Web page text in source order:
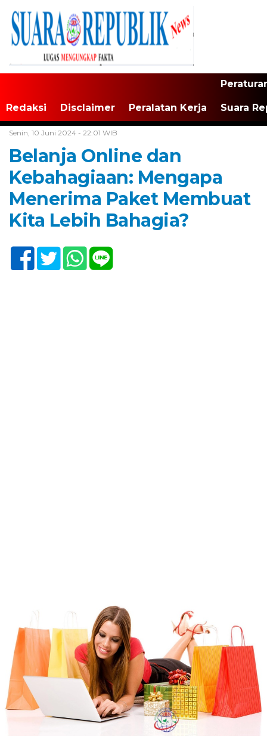
Redaksi Disclaimer Peralatan Kerja Suara
Senin, 10 Juni 2024 - 22:01 WIB
Belanja Online dan
Kebahagiaan: Mengapa
Menerima Paket Membuat
Kita Lebih Bahagia?